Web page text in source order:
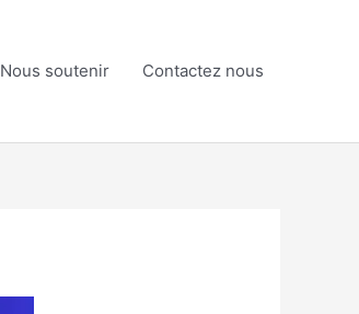
Nous soutenir Contactez nous